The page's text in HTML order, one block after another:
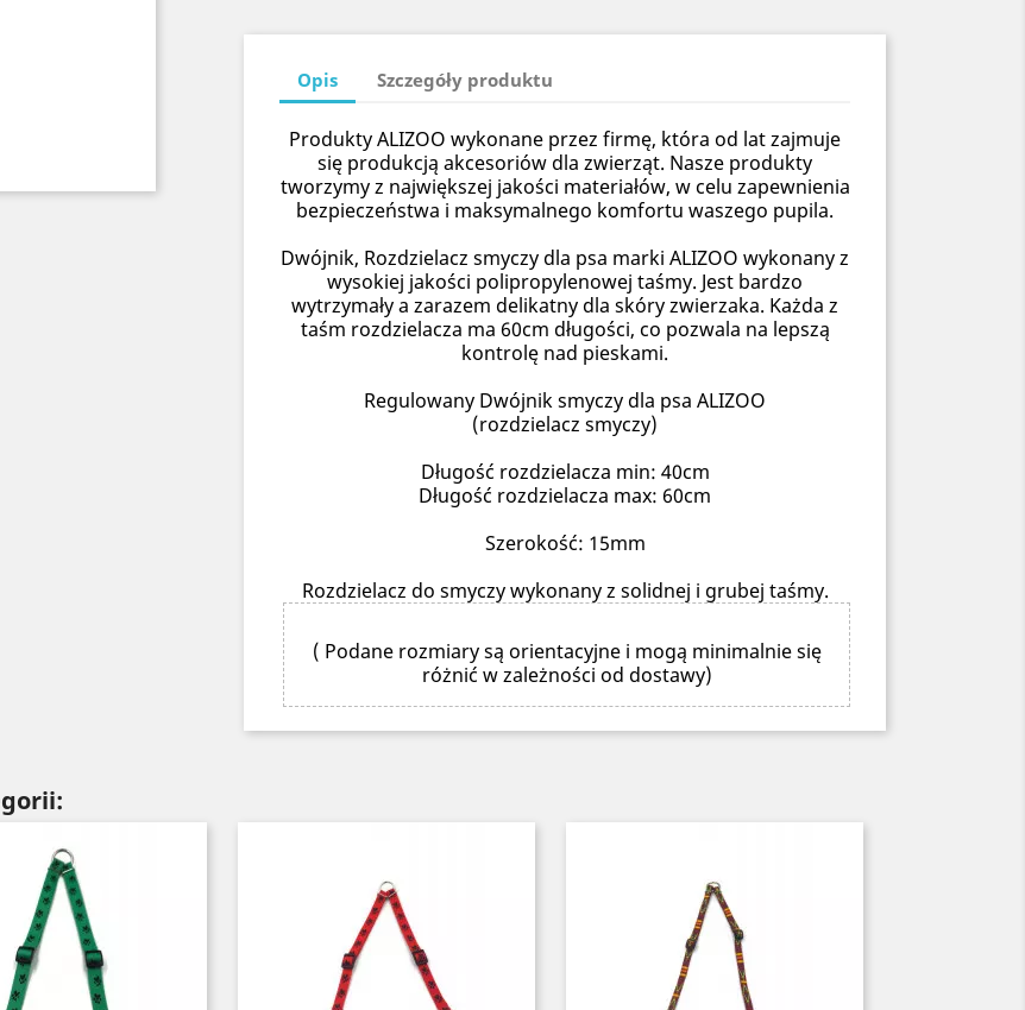
Opis Szczegóły produktu
Produkty ALIZOO wykonane przez firmę, która od lat zajmuje
się produkcją akcesoriów dla zwierząt. Nasze produkty
tworzymy z największej jakości materiałów, w celu zapewnienia
bezpieczeństwa i maksymalnego komfortu waszego pupila.
Dwójnik, Rozdzielacz smyczy dla psa marki ALIZOO wykonany z
wysokiej jakości polipropylenowej taśmy. Jest bardzo
wytrzymały a zarazem delikatny dla skóry zwierzaka. Każda z
taśm rozdzielacza ma 60cm długości, co pozwala na lepszą
kontrolę nad pieskami.
Regulowany Dwójnik smyczy dla psa ALIZOO
(rozdzielacz smyczy)
Długość rozdzielacza min: 40cm
Długość rozdzielacza max: 60cm
Szerokość: 15mm
Rozdzielacz do smyczy wykonany z solidnej i grubej taśmy.
( Podane rozmiary są orientacyjne i mogą minimalnie się
różnić w zależności od dostawy)